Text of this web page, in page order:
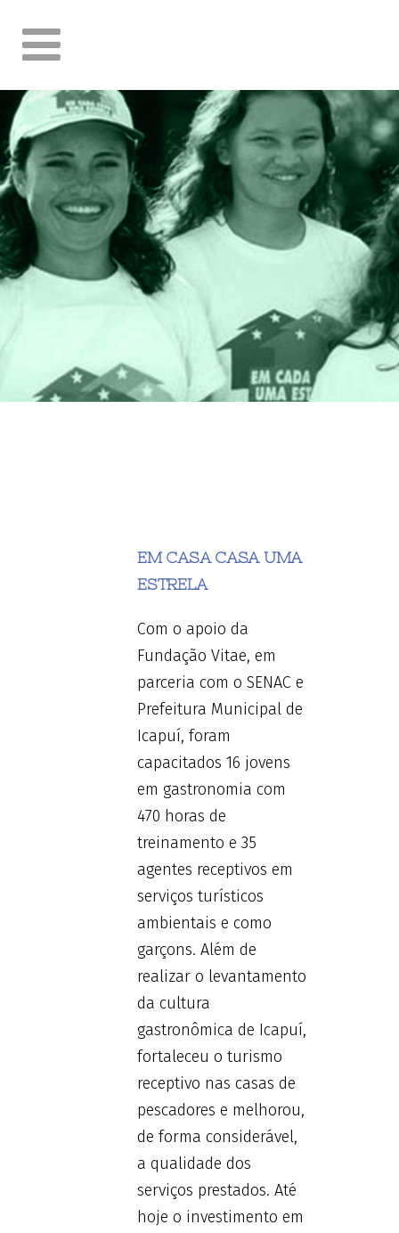
EM CASA CASA UMA
ESTRELA
Com o apoio da
Fundação Vitae, em
parceria com o SENAC e
Prefeitura Municipal de
Icapuí, foram
capacitados 16 jovens
em gastronomia com
470 horas de
treinamento e 35
agentes receptivos em
serviços turísticos
ambientais e como
garçons. Além de
realizar o levantamento
da cultura
gastronômica de Icapuí,
fortaleceu o turismo
receptivo nas casas de
pescadores e melhorou,
de forma considerável,
a qualidade dos
serviços prestados. Até
hoje o investimento em